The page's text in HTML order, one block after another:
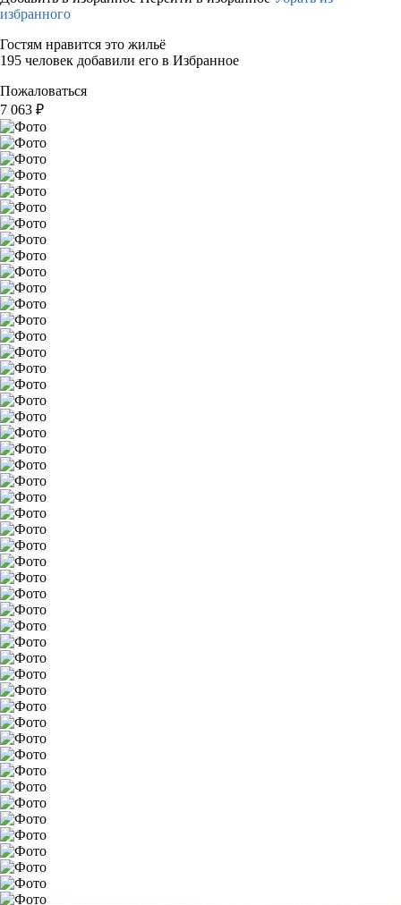
избранного
Гостям нравится это жильё
195 человек добавили его в Избранное
Пожаловаться
7 063 ₽